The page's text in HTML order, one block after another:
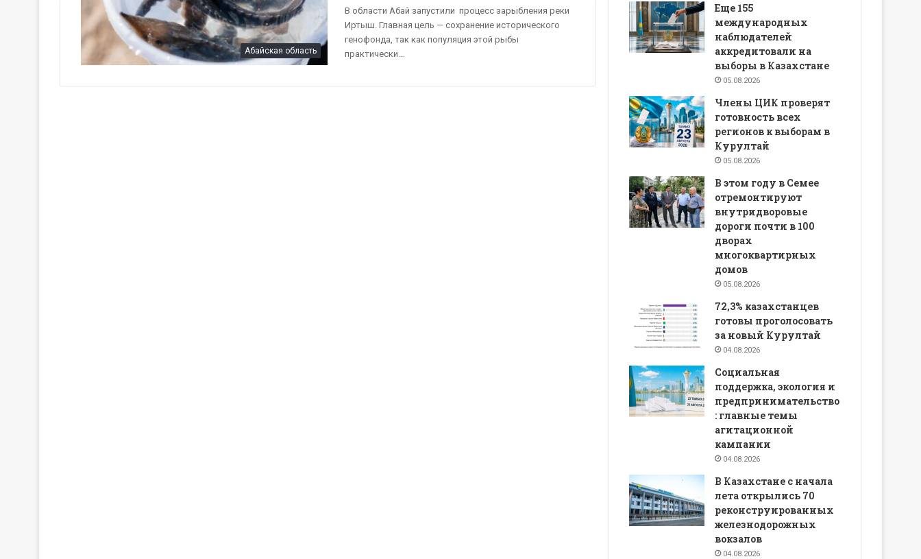
Абайская область
В области Абай запустили процесс зарыбления реки
Иртыш. Главная цель — сохранение исторического
генофонда, так как популяция этой рыбы
практически…
Еще 155
международных
наблюдателей
аккредитовали на
выборы в Казахстане
05.08.2026
Члены ЦИК проверят
готовность всех
регионов к выборам в
Курултай
05.08.2026
В этом году в Семее
отремонтируют
внутридворовые
дороги почти в 100
дворах
многоквартирных
домов
05.08.2026
72,3% казахстанцев
готовы проголосовать
за новый Курултай
04.08.2026
Социальная
поддержка, экология и
предпринимательство
: главные темы
агитационной
кампании
04.08.2026
В Казахстане с начала
лета открылись 70
реконструированных
железнодорожных
вокзалов
04.08.2026